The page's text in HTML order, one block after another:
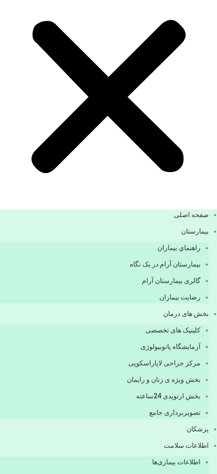
صفحه اصلی
بيمارستان
راهنماي بیماران
بیمارستان آرام در یک نگاه
گالری بیمارستان آرام
رضایت بیماران
بخش های درمان
کلینیک های تخصصی
آزمایشگاه پاتوبیولوژی
مرکز جراحی لاپاراسکوپی
بخش ویژه ی زنان و زایمان
بخش ارتوپدی 24ساعته
تصویربرداری جامع
پزشكان
اطلاعات سلامت
اطلاعات بیماری‌ها